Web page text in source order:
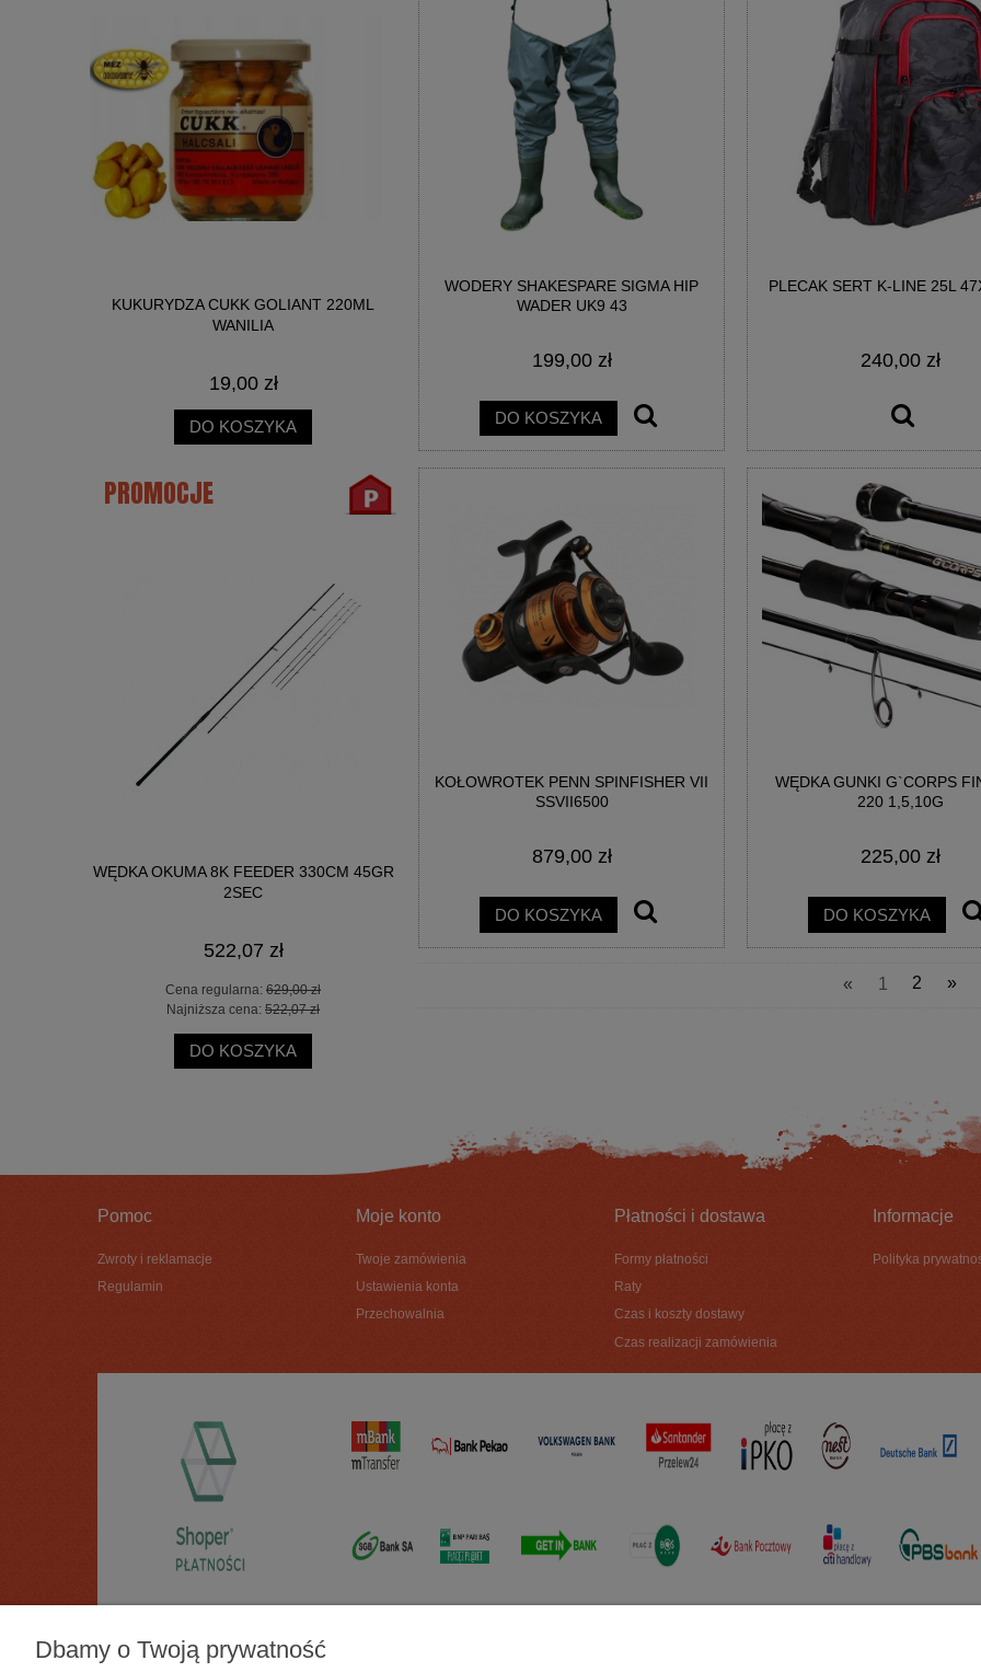
KUKURYDZA CUKK GOLIANT 220ML
WANILIA
19,00 zł
DO KOSZYKA
BIG RAINBOW EGG WAFTERS
DO KOSZYKA DO KOSZYKA
PROMOCJE
WĘDKA OKUMA 8K FEEDER 330CM 45GR
2SEC
522,07 zł
Cena regularna: 629,00 zł
Najniższa cena: 522,07 zł
DO KOSZYKA
KOŁOWROTEK SPRO DSX 4000 REEL
221,76 zł
WĘDKA OKUMA 8K FEEDER 300CM
497,17 zł
Cena regularna: 599,00 zł
WODERY SHAKESPARE SIGMA HIP
WADER UK9 43
199,00 zł
DO KOSZYKA
PLECAK SERT K-LINE 25L
240,00 zł
KOŁOWROTEK PENN SPINFISHER VII
SSVII6500
879,00 zł
DO KOSZYKA
WĘDKA GUNKI G`CORPS
220 1,5,10G
225,00 zł
DO KOSZYKA
« 1 2 »
Pomoc
Zwroty i reklamacje
Regulamin
Moje konto
Twoje zamówienia
Ustawienia konta
Przechowalnia
Płatności i dostawa
Formy płatności
Raty
Czas i koszty dostawy
Czas realizacji zamówienia
Informacje
Polityka
Dbamy o Twoją prywatność